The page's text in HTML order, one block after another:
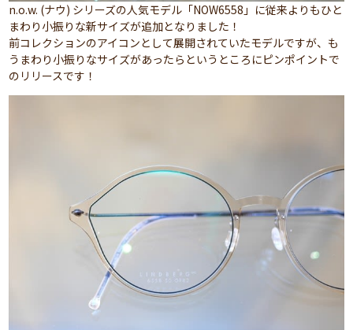
n.o.w. (ナウ) シリーズの人気モデル「NOW6558」に従来よりもひと
まわり小振りな新サイズが追加となりました！
前コレクションのアイコンとして展開されていたモデルですが、も
うまわり小振りなサイズがあったらというところにピンポイントで
のリリースです！